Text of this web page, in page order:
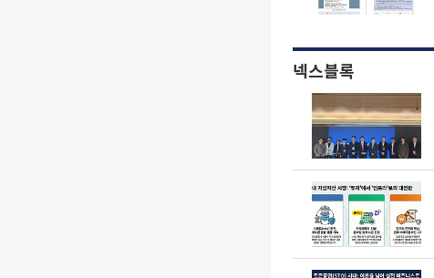
넥스블록